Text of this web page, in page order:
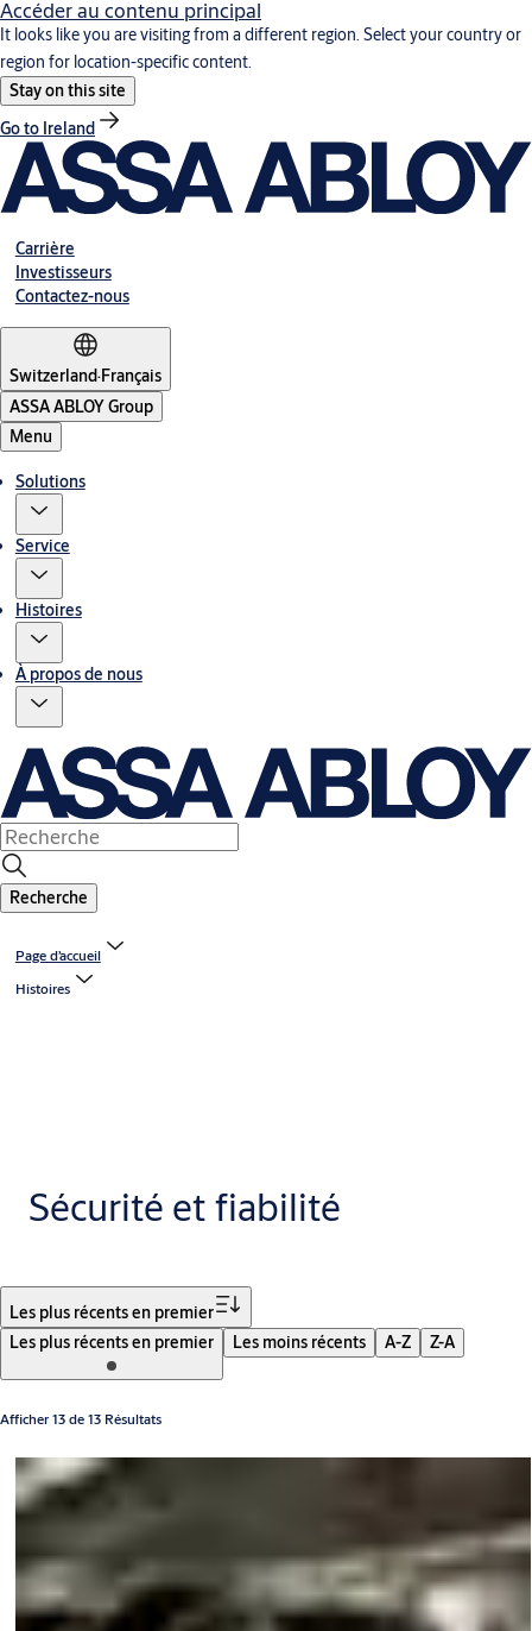
Accéder au contenu principal
It looks like you are visiting from a different region. Select your country or
region for location-specific content.
Stay on this site
Go to Ireland
Carrière
Investisseurs
Contactez-nous
Switzerland·Français
ASSA ABLOY Group
Menu
Solutions
Service
Histoires
À propos de nous
Recherche
Page d’accueil
Histoires
Sécurité et fiabilité
Les plus récents en premier
Les plus récents en premier
Les moins récents A-Z Z-A
Afficher 13 de 13 Résultats